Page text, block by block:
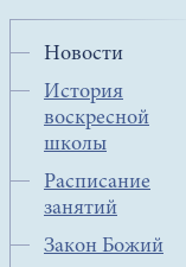
Новости
История
воскресной
школы
Расписание
занятий
Закон Божий